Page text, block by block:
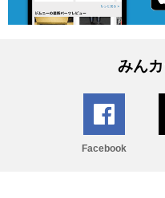
みん
Facebook